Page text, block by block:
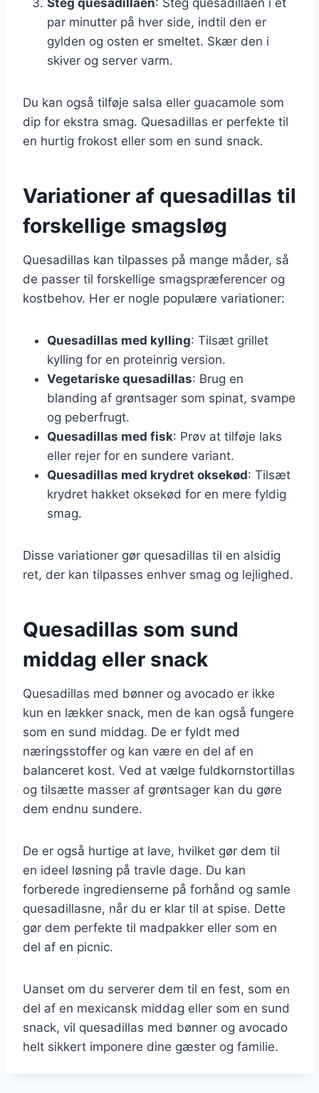
par minutter på hver side, indtil den er
gylden og osten er smeltet. Skær den i
skiver og server varm.
Du kan også tilføje salsa eller guacamole som
dip for ekstra smag. Quesadillas er perfekte til
en hurtig frokost eller som en sund snack.
Variationer af quesadillas til
forskellige smagsløg
Quesadillas kan tilpasses på mange måder, så
de passer til forskellige smagspræferencer og
kostbehov. Her er nogle populære variationer:
Quesadillas med kylling: Tilsæt grillet
kylling for en proteinrig version.
Vegetariske quesadillas: Brug en
blanding af grøntsager som spinat, svampe
og peberfrugt.
Quesadillas med fisk: Prøv at tilføje laks
eller rejer for en sundere variant.
Quesadillas med krydret oksekød: Tilsæt
krydret hakket oksekød for en mere fyldig
smag.
Disse variationer gør quesadillas til en alsidig
ret, der kan tilpasses enhver smag og lejlighed.
Quesadillas som sund
middag eller snack
Quesadillas med bønner og avocado er ikke
kun en lækker snack, men de kan også fungere
som en sund middag. De er fyldt med
næringsstoffer og kan være en del af en
balanceret kost. Ved at vælge fuldkornstortillas
og tilsætte masser af grøntsager kan du gøre
dem endnu sundere.
De er også hurtige at lave, hvilket gør dem til
en ideel løsning på travle dage. Du kan
forberede ingredienserne på forhånd og samle
quesadillasne, når du er klar til at spise. Dette
gør dem perfekte til madpakker eller som en
del af en picnic.
Uanset om du serverer dem til en fest, som en
del af en mexicansk middag eller som en sund
snack, vil quesadillas med bønner og avocado
helt sikkert imponere dine gæster og familie.